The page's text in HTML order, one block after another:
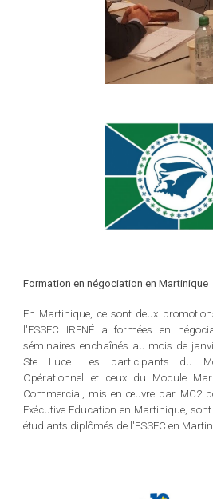
Formation en négociation en Martinique
En Martinique, ce sont deux
l'ESSEC IRENÉ a formées en
séminaires enchaînés au mois de
Ste Luce. Les participants du
Opérationnel et ceux du Module
Commercial, mis en œuvre par MC2
Exécutive Education en Martinique,
étudiants diplômés de l'ESSEC en